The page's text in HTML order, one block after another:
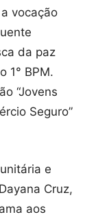
vocação
da paz
1° BPM.
“Jovens
Seguro”
e
Cruz,
aos